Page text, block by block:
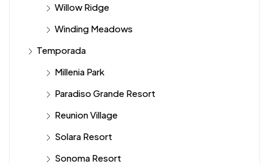
Willow Ridge
Winding Meadows
Temporada
Millenia Park
Paradiso Grande Resort
Reunion Village
Solara Resort
Sonoma Resort